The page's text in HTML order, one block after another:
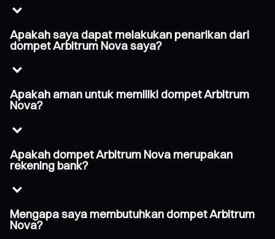
Apakah saya dapat melakukan penarikan dari
dompet Arbitrum Nova saya?
Apakah aman untuk memiliki dompet Arbitrum
Nova?
Apakah dompet Arbitrum Nova merupakan
rekening bank?
Mengapa saya membutuhkan dompet Arbitrum
Nova?